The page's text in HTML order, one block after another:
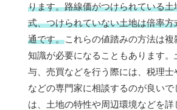
ります。路線価がつけられている土
式、つけられていない土地は倍率
通です。これらの値踏みの方法は
知識が必要になることもあります
与、売買などを行う際には、税理
などの専門家に相談するのが良いで
は、土地の特性や周辺環境などを詳